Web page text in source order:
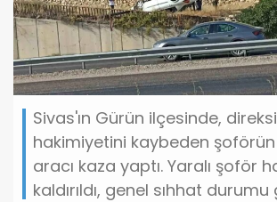
Sivas'ın Gürün ilçesinde,
hakimiyetini kaybeden
aracı kaza yaptı. Yaralı şoför
kaldırıldı, genel sıhhat durumu